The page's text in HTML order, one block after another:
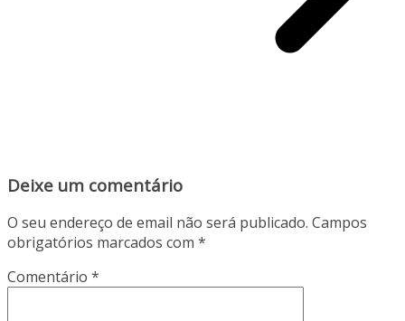
Deixe um comentário
O seu endereço de email não será publicado. Campos
obrigatórios marcados com *
Comentário *